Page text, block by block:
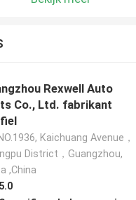
Rexwell Auto
Co., Ltd. fabrikant
Kaichuang Avenue，
District，Guangzhou,
,China
5.0